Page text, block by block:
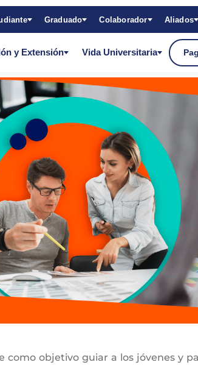
Graduado Colaborador Aliados
y Extensión Vida Universitaria
como objetivo guiar a los jóvenes y